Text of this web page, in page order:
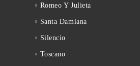
Romeo Y Julieta
Santa Damiana
Silencio
Toscano